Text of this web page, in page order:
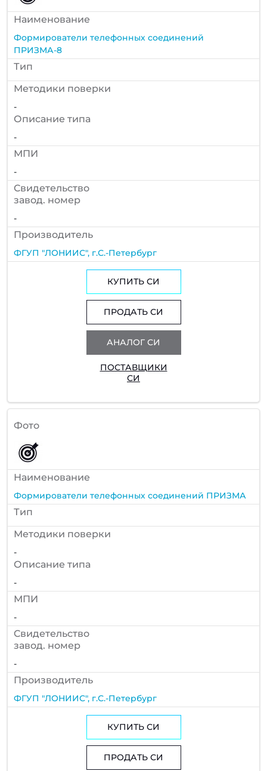
Наименование
Формирователи телефонных соединений
ПРИЗМА-8
Тип
Методики поверки
-
Описание типа
-
МПИ
-
Cвидетельство
завод. номер
-
Производитель
ФГУП "ЛОНИИС", г.С.-Петербург
КУПИТЬ СИ
ПРОДАТЬ СИ
АНАЛОГ СИ
ПОСТАВЩИКИ
СИ
Фото
Наименование
Формирователи телефонных соединений ПРИЗМА
Тип
Методики поверки
-
Описание типа
-
МПИ
-
Cвидетельство
завод. номер
-
Производитель
ФГУП "ЛОНИИС", г.С.-Петербург
КУПИТЬ СИ
ПРОДАТЬ СИ